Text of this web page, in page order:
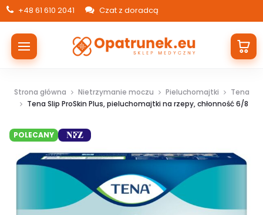
+48 61 610 2041 Czat z doradcą
Strona główna Nietrzymanie moczu Pieluchomajtki
Tena
Tena Slip ProSkin Plus, pieluchomajtki na rzepy, chłonność 6/8
POLECANY